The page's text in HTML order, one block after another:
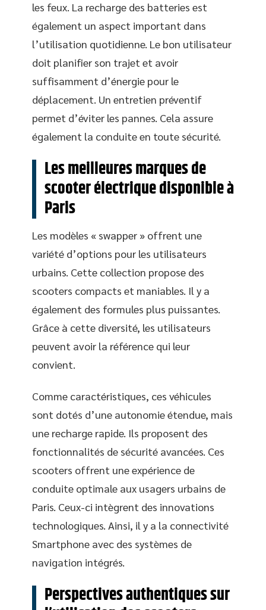
les feux. La recharge des batteries est
également un aspect important dans
l’utilisation quotidienne. Le bon utilisateur
doit planifier son trajet et avoir
suffisamment d’énergie pour le
déplacement. Un entretien préventif
permet d’éviter les pannes. Cela assure
également la conduite en toute sécurité.
Les meilleures marques de
scooter électrique disponible à
Paris
Les modèles « swapper » offrent une
variété d’options pour les utilisateurs
urbains. Cette collection propose des
scooters compacts et maniables. Il y a
également des formules plus puissantes.
Grâce à cette diversité, les utilisateurs
peuvent avoir la référence qui leur
convient.
Comme caractéristiques, ces véhicules
sont dotés d’une autonomie étendue, mais
une recharge rapide. Ils proposent des
fonctionnalités de sécurité avancées. Ces
scooters offrent une expérience de
conduite optimale aux usagers urbains de
Paris. Ceux-ci intègrent des innovations
technologiques. Ainsi, il y a la connectivité
Smartphone avec des systèmes de
navigation intégrés.
Perspectives authentiques sur